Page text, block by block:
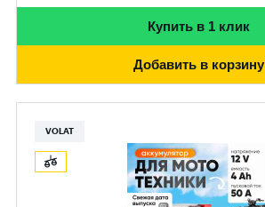
Купить в 1 клик
Добавить в корзину
VOLAT